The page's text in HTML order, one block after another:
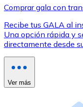
Comprar gala con
Recibe tus GALA al
Una opción rápida y
directamente desde
Ver más